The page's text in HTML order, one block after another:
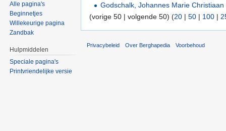
Godschalk, Johannes Marie Christiaan
(vorige 50 | volgende 50) (20 | 50 | 100 |
Alle pagina's
Beginnetjes
Willekeurige pagina
Zandbak
Hulpmiddelen
Speciale pagina's
Printvriendelijke versie
Privacybeleid Over Berghapedia Voorbehoud